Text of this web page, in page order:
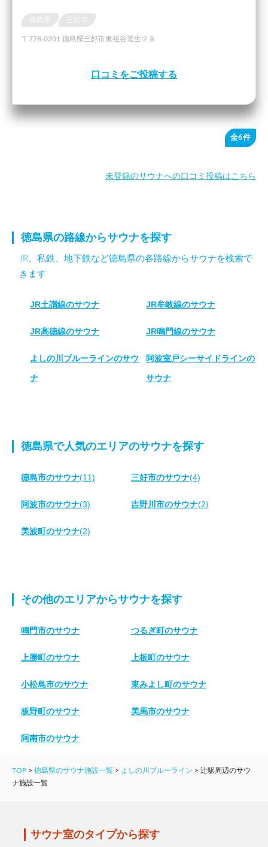
〒778-0201 徳島県三好市東祖谷菅生２８
口コミをご投稿する
全6件
未登録のサウナへの口コミ投稿はこちら
徳島県の路線からサウナを探す
JR、私鉄、地下鉄など徳島県の各路線からサウナを検索で
きます
JR土讃線のサウナ JR牟岐線のサウナ
JR高徳線のサウナ JR鳴門線のサウナ
よしの川ブルーラインのサウ
ナ
阿波室戸シーサイドラインの
サウナ
徳島県で人気のエリアのサウナを探す
徳島市のサウナ(11) 三好市のサウナ(4)
阿波市のサウナ(3) 吉野川市のサウナ(2)
美波町のサウナ(2)
その他のエリアからサウナを探す
鳴門市のサウナ つるぎ町のサウナ
上勝町のサウナ 上板町のサウナ
小松島市のサウナ 東みよし町のサウナ
板野町のサウナ 美馬市のサウナ
阿南市のサウナ
TOP > 徳島県のサウナ施設一覧 > よしの川ブルーライン > 辻駅周辺のサウ
ナ施設一覧
サウナ室のタイプから探す